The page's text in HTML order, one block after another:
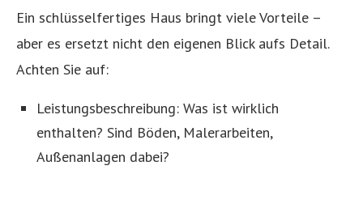
Ein schlüsselfertiges Haus bringt viele Vorteile –
aber es ersetzt nicht den eigenen Blick aufs Detail.
Achten Sie auf:
Leistungsbeschreibung: Was ist wirklich
enthalten? Sind Böden, Malerarbeiten,
Außenanlagen dabei?